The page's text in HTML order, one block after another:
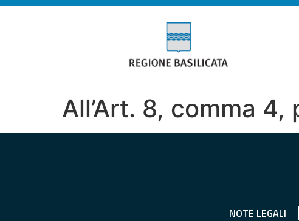
All’Art. 8, comma
NOTE LEGALI